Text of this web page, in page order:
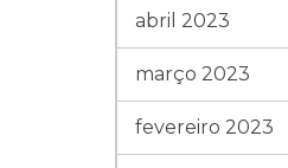
abril 2023
março 2023
fevereiro 2023